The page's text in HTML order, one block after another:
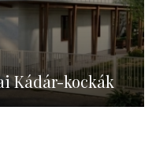
Kádár-kockák